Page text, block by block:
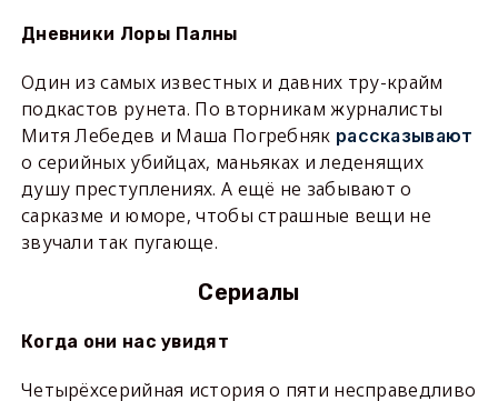
Дневники Лоры Палны
Один из самых известных и давних тру-крайм
подкастов рунета. По вторникам журналисты
Митя Лебедев и Маша Погребняк рассказывают
о серийных убийцах, маньяках и леденящих
душу преступлениях. А ещё не забывают о
сарказме и юморе, чтобы страшные вещи не
звучали так пугающе.
Сериалы
Когда они нас увидят
Четырёхсерийная история о пяти несправедливо